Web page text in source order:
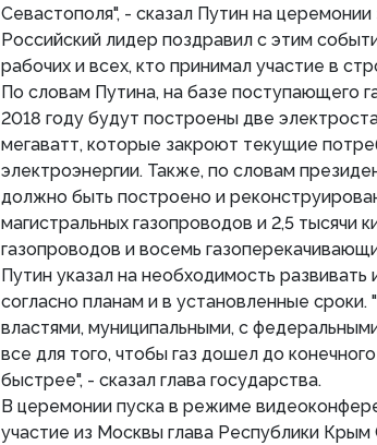
Севастополя", - сказал Путин на церемонии
Российский лидер поздравил с этим
рабочих и всех, кто принимал участие в
По словам Путина, на базе поступающего
2018 году будут построены две
мегаватт, которые закроют текущие
электроэнергии. Также, по словам
должно быть построено и
магистральных газопроводов и 2,5 тысячи
газопроводов и восемь
Путин указал на необходимость
согласно планам и в установленные
властями, муниципальными, с
все для того, чтобы газ дошел до
быстрее", - сказал глава государства.
В церемонии пуска в режиме
участие из Москвы глава Республики